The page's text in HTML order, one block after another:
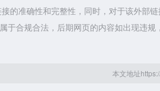
的准确性和完整性，同时，对于该外部
合规合法，后期网页的内容如出现违
本文地址